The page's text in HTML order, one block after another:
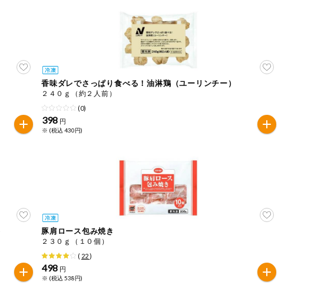
ごま
もも
香味ダレでさっぱり食べる！油淋鶏（ユーリンチー）
２４０ｇ（約２人前）
(0)
398 円
※ (税込 430円)
豚肩ロース包み焼き
２３０ｇ（１０個）
( 22)
498 円
※ (税込 538円)